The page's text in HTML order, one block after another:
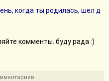
когда ты родилась, шел д
комменты. буду рада :)